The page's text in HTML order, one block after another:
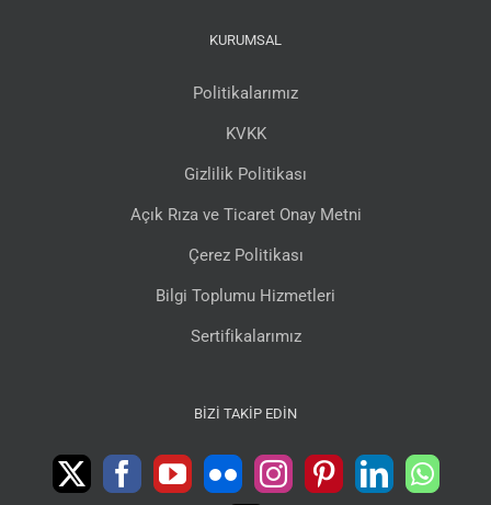
KURUMSAL
Politikalarımız
KVKK
Gizlilik Politikası
Açık Rıza ve Ticaret Onay Metni
Çerez Politikası
Bilgi Toplumu Hizmetleri
Sertifikalarımız
BIZI TAKIP EDIN